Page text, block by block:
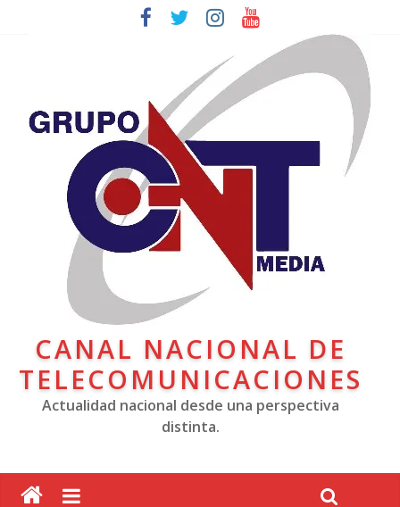
CANAL NACIONAL DE
TELECOMUNICACIONES
Actualidad nacional desde una perspectiva
distinta.